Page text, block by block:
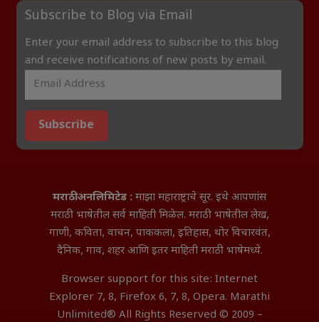
Subscribe to Blog via Email
Enter your email address to subscribe to this blog
and receive notifications of new posts by email.
Subscribe
मराठी अनलिमिटेड : माझा महाराष्ट्राचे सूर. इथे आपणांस
मराठी भाषेतील सर्व माहिती मिळेल. मराठी भाषेतील लेख,
गाणी, कविता, वाचन, पाककला, इतिहास, थोर विचारवंत,
दैनिक, गाव, शहर आणि इतर माहिती मराठी भाषेमध्ये.
Browser support for this site: Internet
Explorer 7, 8, Firefox 6, 7, 8, Opera. Marathi
Unlimited® All Rights Reserved © 2009 –